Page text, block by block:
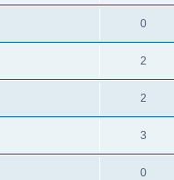
0
2
2
3
0